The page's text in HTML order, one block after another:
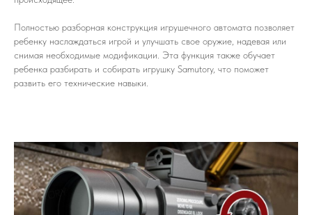
Полностью разборная конструкция игрушечного автомата позволяет
ребенку наслаждаться игрой и улучшать свое оружие, надевая или
снимая необходимые модификации. Эта функция также обучает
ребенка разбирать и собирать игрушку Samutory, что поможет
развить его технические навыки.